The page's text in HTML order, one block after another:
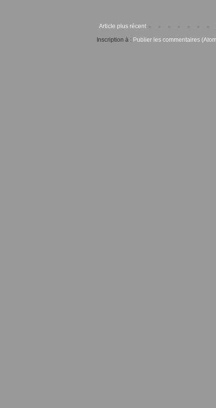
Article plus récent
Inscription à : Publier les commentaires